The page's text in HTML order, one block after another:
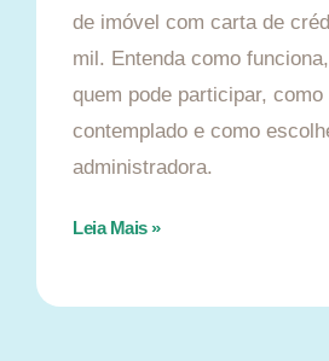
de imóvel com carta de
mil. Entenda como
quem pode participar, como
contemplado e como
administradora.
Leia Mais »